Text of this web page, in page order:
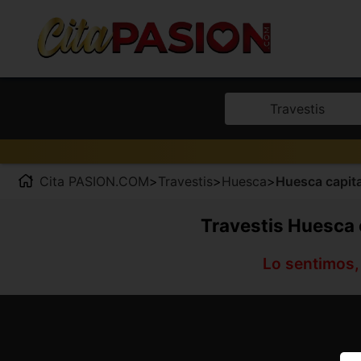
Travestis
Cita PASION.COM>Travestis>Huesca>Huesca
Travestis
Lo